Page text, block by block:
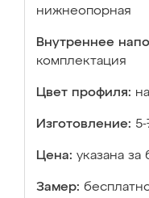
нижнеопорная
Внутреннее
комплектация
Цвет профиля:
Изготовление:
Цена: указана
Замер: